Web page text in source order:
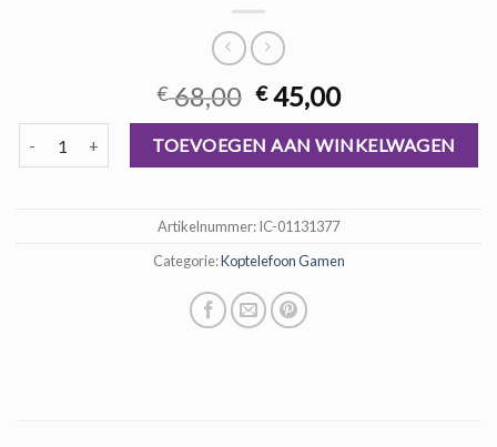
€68,00 Oorspronkelijke
prijs
was:
€ 68,00.
€45,00Huidige
prijs
is:
€ 45,00.
koptelefoon gamen aantalTOEVOEGEN AAN WINKELWAGEN
Artikelnummer:IC-01131377
Categorie:Koptelefoon Gamen